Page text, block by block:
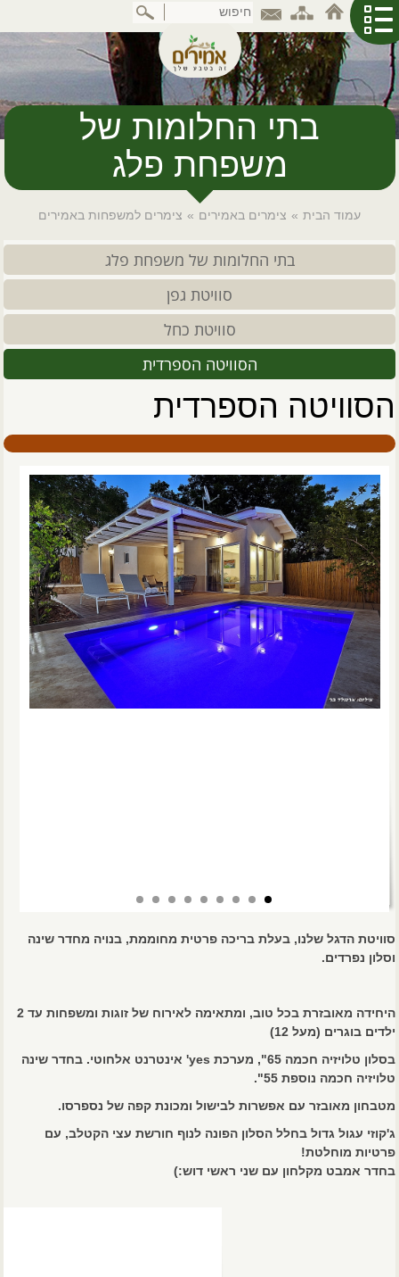
לתוכן
המרכזי
בתי החלומות של
משפחת פלג
עמוד הבית » צימרים באמירים » צימרים למשפחות באמירים
בתי החלומות של משפחת פלג
סוויטת גפן
סוויטת כחל
הסוויטה הספרדית
הסוויטה הספרדית
סוויטת הדגל שלנו, בעלת בריכה פרטית מחוממת, בנויה מחדר שינה
וסלון נפרדים.
היחידה מאובזרת בכל טוב, ומתאימה לאירוח של זוגות ומשפחות עד 2
ילדים בוגרים (מעל 12)
בסלון טלויזיה חכמה 65", מערכת yes' אינטרנט אלחוטי. בחדר שינה
טלויזיה חכמה נוספת 55".
מטבחון מאובזר עם אפשרות לבישול ומכונת קפה של נספרסו.
ג'קוזי עגול גדול בחלל הסלון הפונה לנוף חורשת עצי הקטלב, עם
פרטיות מוחלטת!
בחדר אמבט מקלחון עם שני ראשי דוש:)